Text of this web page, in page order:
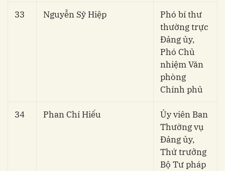
33 Nguyễn Sỹ Hiệp
Phó bí thư
thường trực
Đảng ủy,
Phó Chủ
nhiệm Văn
phòng
Chính phủ
34 Phan Chí Hiếu
Ủy viên Ban
Thường vụ
Đảng ủy,
Thứ trưởng
Bộ Tư pháp